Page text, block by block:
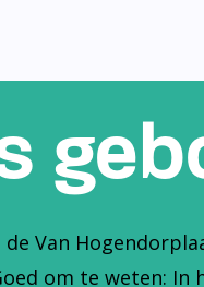
Van
om te weten: